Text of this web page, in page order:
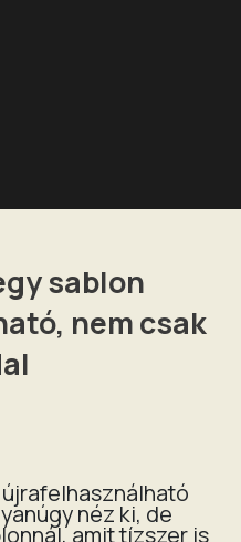
sablon
nem csak
néz ki, de
amit tízszer is